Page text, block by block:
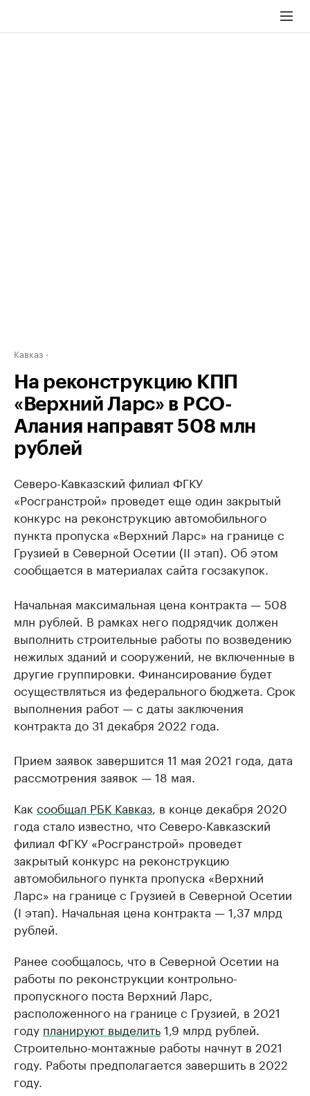
Кавказ
На реконструкцию КПП
«Верхний Ларс» в РСО-
Алания направят 508 млн
рублей
Северо-Кавказский филиал ФГКУ
«Росгранстрой» проведет еще один закрытый
конкурс на реконструкцию автомобильного
пункта пропуска «Верхний Ларс» на границе с
Грузией в Северной Осетии (II этап). Об этом
сообщается в материалах сайта госзакупок.
Начальная максимальная цена контракта — 508
млн рублей. В рамках него подрядчик должен
выполнить строительные работы по возведению
нежилых зданий и сооружений, не включенные в
другие группировки. Финансирование будет
осуществляться из федерального бюджета. Срок
выполнения работ — с даты заключения
контракта до 31 декабря 2022 года.
Прием заявок завершится 11 мая 2021 года, дата
рассмотрения заявок — 18 мая.
Как сообщал РБК Кавказ , в конце декабря 2020
года стало известно, что Северо-Кавказский
филиал ФГКУ «Росгранстрой» проведет
закрытый конкурс на реконструкцию
автомобильного пункта пропуска «Верхний
Ларс» на границе с Грузией в Северной Осетии
(I этап). Начальная цена контракта — 1,37 млрд
рублей.
Ранее сообщалось, что в Северной Осетии на
работы по реконструкции контрольно-
пропускного поста Верхний Ларс,
расположенного на границе с Грузией, в 2021
году планируют выделить1,9 млрд рублей.
Строительно-монтажные работы начнут в 2021
году. Работы предполагается завершить в 2022
году.